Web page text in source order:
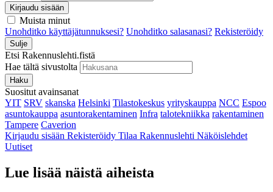
Kirjaudu sisään
Muista minut
Unohditko käyttäjätunnuksesi? Unohditko salasanasi? Rekisteröidy
Sulje
Etsi Rakennuslehti.fistä
Hae tältä sivustolta
Haku
Suositut avainsanat
YIT SRV skanska Helsinki Tilastokeskus yrityskauppa NCC Espoo
asuntokauppa asuntorakentaminen Infra talotekniikka rakentaminen
Tampere Caverion
Kirjaudu sisään Rekisteröidy Tilaa Rakennuslehti Näköislehdet
Uutiset
Lue lisää näistä aiheista